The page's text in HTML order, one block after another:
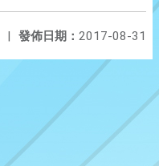
發佈日期： 2017-08-31
|